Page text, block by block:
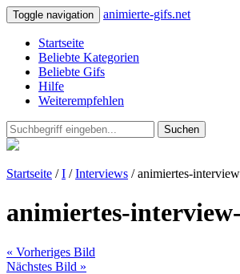
Toggle navigation animierte-gifs.net
Startseite
Beliebte Kategorien
Beliebte Gifs
Hilfe
Weiterempfehlen
Suchen
Startseite /I /Interviews / animiertes-
animiertes-
« Vorheriges Bild
Nächstes Bild »